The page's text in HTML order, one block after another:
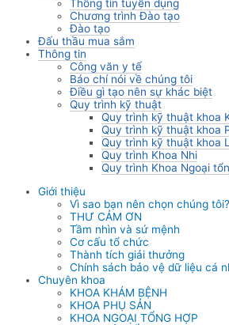
Thông tin tuyển dụng
Chương trình Đào tạo
Đào tạo
Đấu thầu mua sắm
Thông tin
Công văn y tế
Báo chí nói về chúng tôi
Điều gì tạo nên sự khác biệt
Quy trình kỹ thuật
Quy trình kỹ thuật khoa
Quy trình kỹ thuật khoa
Quy trình kỹ thuật khoa
Quy trình Khoa Nhi
Quy trình Khoa Ngoại
Giới thiệu
Vì sao bạn nên chọn chúng tôi?
THƯ CẢM ƠN
Tầm nhìn và sứ mệnh
Cơ cấu tổ chức
Thành tích giải thưởng
Chính sách bảo vệ dữ liệu cá
Chuyên khoa
KHOA KHÁM BỆNH
KHOA PHỤ SẢN
KHOA NGOẠI TỔNG HỢP